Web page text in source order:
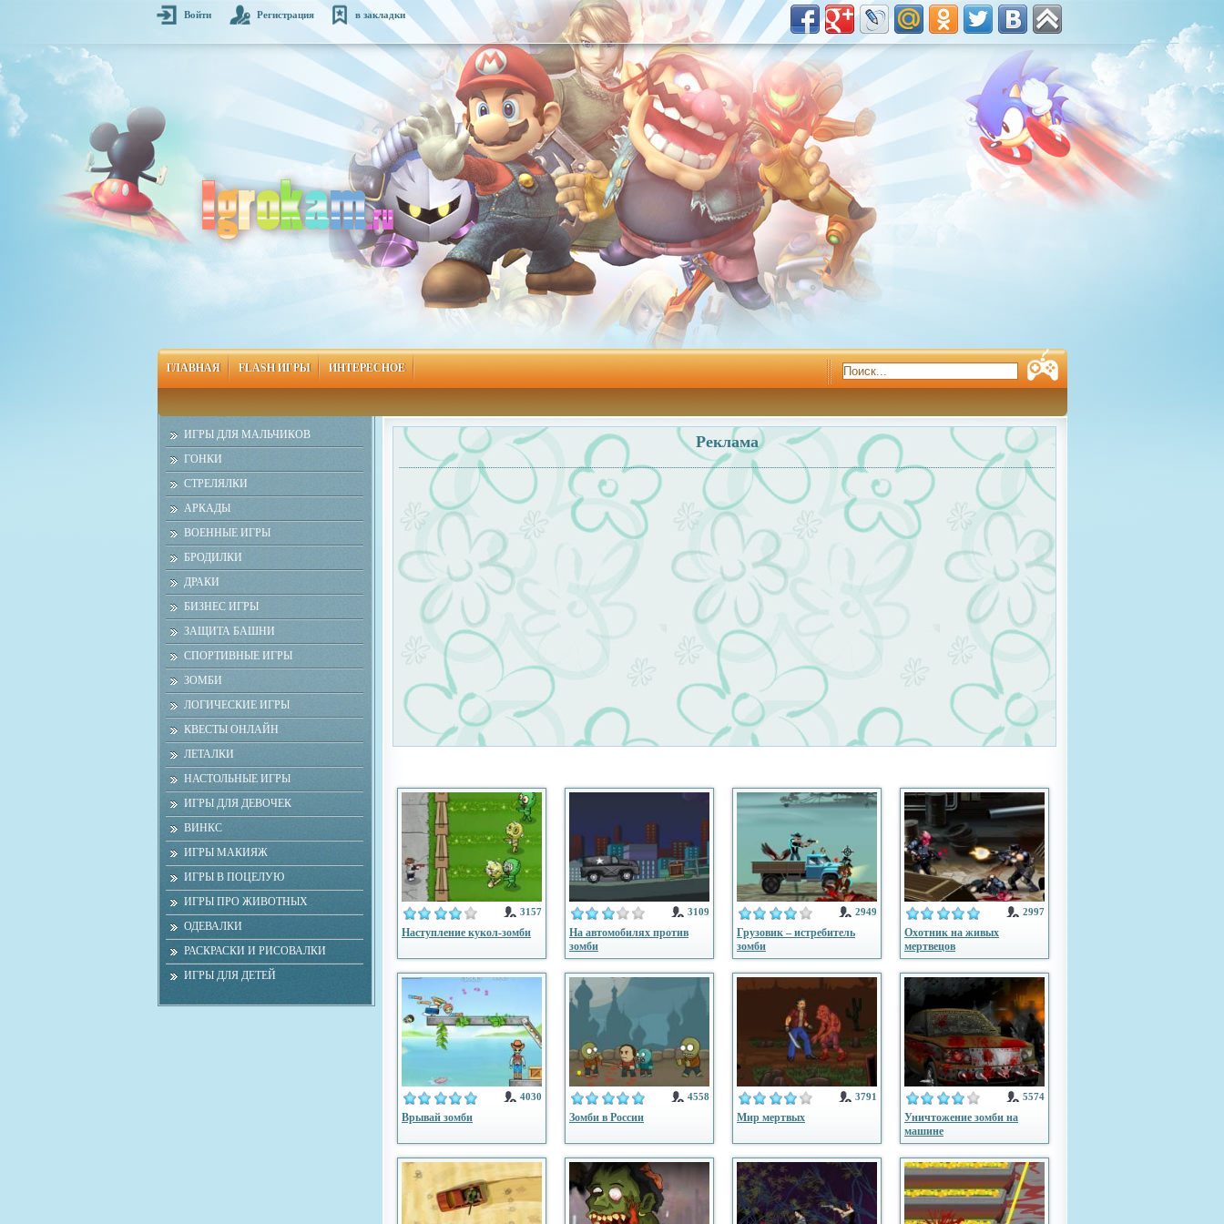
Войти Регистрация в закладки
ГЛАВНАЯ FLASH ИГРЫ ИНТЕРЕСНОЕ
ИГРЫ ДЛЯ МАЛЬЧИКОВ
ГОНКИ
СТРЕЛЯЛКИ
АРКАДЫ
ВОЕННЫЕ ИГРЫ
БРОДИЛКИ
ДРАКИ
БИЗНЕС ИГРЫ
ЗАЩИТА БАШНИ
СПОРТИВНЫЕ ИГРЫ
ЗОМБИ
ЛОГИЧЕСКИЕ ИГРЫ
КВЕСТЫ ОНЛАЙН
ЛЕТАЛКИ
НАСТОЛЬНЫЕ ИГРЫ
ИГРЫ ДЛЯ ДЕВОЧЕК
ВИНКС
ИГРЫ МАКИЯЖ
ИГРЫ В ПОЦЕЛУЮ
ИГРЫ ПРО ЖИВОТНЫХ
ОДЕВАЛКИ
РАСКРАСКИ И РИСОВАЛКИ
ИГРЫ ДЛЯ ДЕТЕЙ
Реклама
3157
Наступление кукол-зомби
3109
На автомобилях против
зомби
2949
Грузовик – истребитель
зомби
2997
Охотник на живых
мертвецов
4030
Врывай зомби
4558
Зомби в России
3791
Мир мертвых
5574
Уничтожение зомби на
машине